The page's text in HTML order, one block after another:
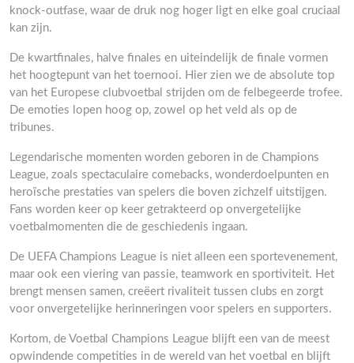
knock-outfase, waar de druk nog hoger ligt en elke goal cruciaal
kan zijn.
De kwartfinales, halve finales en uiteindelijk de finale vormen
het hoogtepunt van het toernooi. Hier zien we de absolute top
van het Europese clubvoetbal strijden om de felbegeerde trofee.
De emoties lopen hoog op, zowel op het veld als op de
tribunes.
Legendarische momenten worden geboren in de Champions
League, zoals spectaculaire comebacks, wonderdoelpunten en
heroïsche prestaties van spelers die boven zichzelf uitstijgen.
Fans worden keer op keer getrakteerd op onvergetelijke
voetbalmomenten die de geschiedenis ingaan.
De UEFA Champions League is niet alleen een sportevenement,
maar ook een viering van passie, teamwork en sportiviteit. Het
brengt mensen samen, creëert rivaliteit tussen clubs en zorgt
voor onvergetelijke herinneringen voor spelers en supporters.
Kortom, de Voetbal Champions League blijft een van de meest
opwindende competities in de wereld van het voetbal en blijft